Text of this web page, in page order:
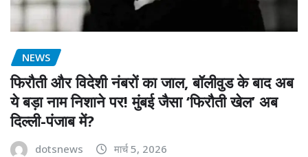
NEWS
फिरौती और विदेशी नंबरों का जाल, बॉलीवुड के बाद अब
ये बड़ा नाम निशाने पर! मुंबई जैसा ‘फिरौती खेल’ अब
दिल्ली-पंजाब में?
dotsnews मार्च 5, 2026